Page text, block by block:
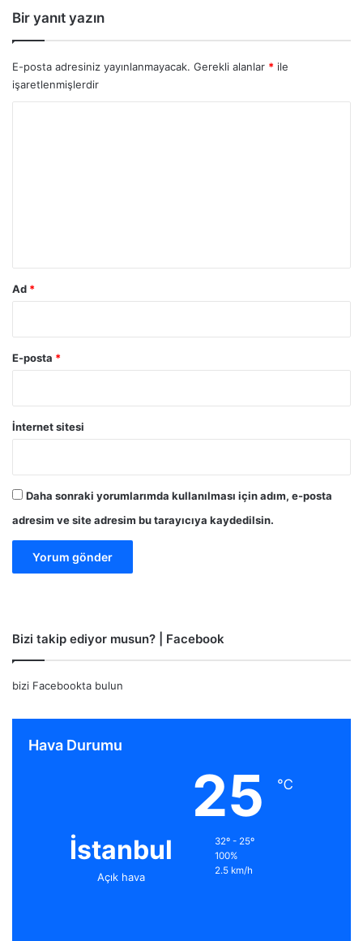
Bir yanıt yazın
E-posta adresiniz yayınlanmayacak. Gerekli alanlar * ile
işaretlenmişlerdir
Ad *
E-posta *
İnternet sitesi
Daha sonraki yorumlarımda kullanılması için adım, e-posta
adresim ve site adresim bu tarayıcıya kaydedilsin.
Bizi takip ediyor musun? | Facebook
bizi Facebookta bulun
Hava Durumu
İstanbul
Açık hava
25 ℃
32º - 25º
100%
2.5 km/h